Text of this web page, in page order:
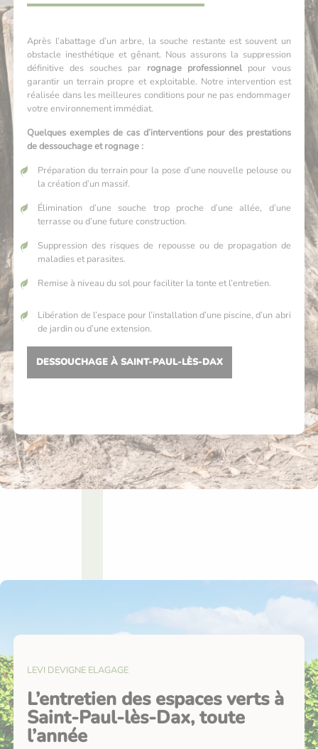
Après l’abattage d’un arbre, la souche restante est souvent un
obstacle inesthétique et gênant. Nous assurons la suppression
définitive des souches par rognage professionnelpour vous
garantir un terrain propre et exploitable. Notre intervention est
réalisée dans les meilleures conditions pour ne pas endommager
votre environnement immédiat.
Quelques exemples de cas d’interventions pour des prestations
de dessouchage et rognage :
Préparation du terrain pour la pose d’une nouvelle pelouse ou
la création d’un massif.
Élimination d’une souche trop proche d’une allée, d’une
terrasse ou d’une future construction.
Suppression des risques de repousse ou de propagation de
maladies et parasites.
Remise à niveau du sol pour faciliter la tonte et l’entretien.
Libération de l’espace pour l’installation d’une piscine, d’un abri
de jardin ou d’une extension.
DESSOUCHAGE À SAINT-PAUL-LÈS-DAX
LEVI DEVIGNE ELAGAGE
L’entretien des espaces verts à
Saint-Paul-lès-Dax, toute
l’année